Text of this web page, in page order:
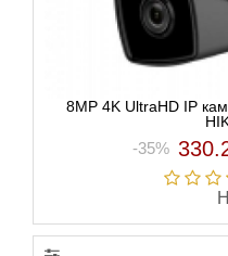
8MP 4K UltraHD IP
-35%